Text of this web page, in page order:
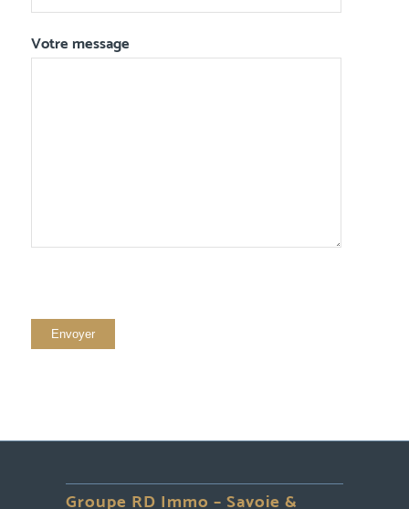
Votre message
Groupe RD Immo – Savoie &